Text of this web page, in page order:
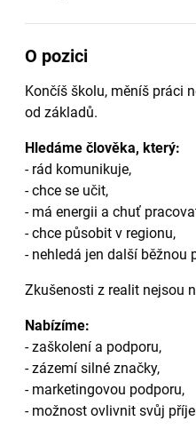
O pozici
Končíš školu, měníš práci
od základů.
Hledáme člověka, který:
- rád komunikuje,
- chce se učit,
- má energii a chuť
- chce působit v regionu,
- nehledá jen další běžnou
Zkušenosti z realit nejsou
Nabízíme:
- zaškolení a podporu,
- zázemí silné značky,
- marketingovou podporu,
- možnost ovlivnit svůj